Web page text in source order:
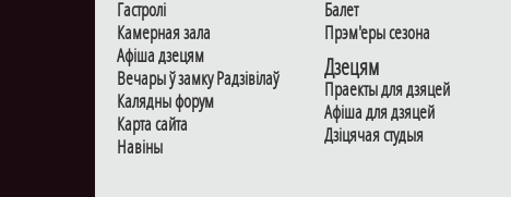
Гастролi
Камерная зала
Афiша дзецям
Вечары ў замку Радзiвiлаў
Калядны форум
Карта сайта
Навiны
Балет
Прэм'еры сезона
Дзецям
Праекты для дзяцей
Афiша для дзяцей
Дзiцячая студыя